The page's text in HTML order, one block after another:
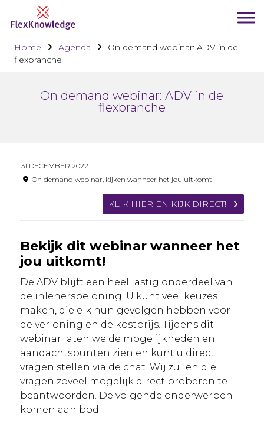
Home Agenda
On demand webinar: ADV in de
flexbranche
On demand webinar: ADV in de
flexbranche
31 DECEMBER 2022
On demand webinar, kijken wanneer het jou uitkomt!
KLIK HIER EN KIJK DIRECT!
Bekijk dit webinar wanneer het
jou uitkomt!
De ADV blijft een heel lastig onderdeel van
de inlenersbeloning. U kunt veel keuzes
maken, die elk hun gevolgen hebben voor
de verloning en de kostprijs. Tijdens dit
webinar laten we de mogelijkheden en
aandachtspunten zien en kunt u direct
vragen stellen via de chat. Wij zullen die
vragen zoveel mogelijk direct proberen te
beantwoorden. De volgende onderwerpen
komen aan bod: